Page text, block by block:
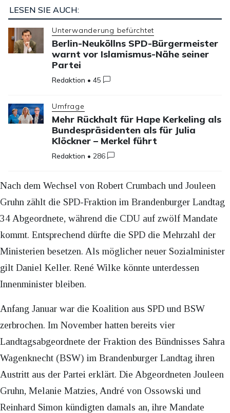
LESEN SIE AUCH:
Unterwanderung befürchtet
Berlin-Neuköllns SPD-Bürgermeister
warnt vor Islamismus-Nähe seiner
Partei
Redaktion •45
Umfrage
Mehr Rückhalt für Hape Kerkeling als
Bundespräsidenten als für Julia
Klöckner – Merkel führt
Redaktion •286
Nach dem Wechsel von Robert Crumbach und Jouleen
Gruhn zählt die SPD-Fraktion im Brandenburger Landtag
34 Abgeordnete, während die CDU auf zwölf Mandate
kommt. Entsprechend dürfte die SPD die Mehrzahl der
Ministerien besetzen. Als möglicher neuer Sozialminister
gilt Daniel Keller. René Wilke könnte unterdessen
Innenminister bleiben.
Anfang Januar war die Koalition aus SPD und BSW
zerbrochen. Im November hatten bereits vier
Landtagsabgeordnete der Fraktion des Bündnisses Sahra
Wagenknecht (BSW) im Brandenburger Landtag ihren
Austritt aus der Partei erklärt. Die Abgeordneten Jouleen
Gruhn, Melanie Matzies, André von Ossowski und
Reinhard Simon kündigten damals an, ihre Mandate